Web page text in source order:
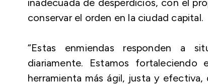
inadecuada de desperdicios, con el
conservar el orden en la ciudad capital.
“Estas enmiendas responden a
diariamente. Estamos
herramienta más ágil, justa y